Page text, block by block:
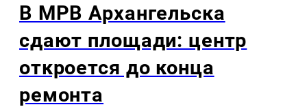
В МРВ Архангельска
сдают площади: центр
откроется до конца
ремонта